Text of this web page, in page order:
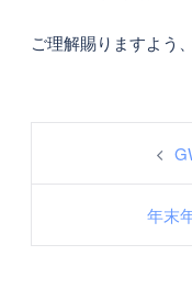
ご理解賜りますよう
投
ナ
ゲ
年末